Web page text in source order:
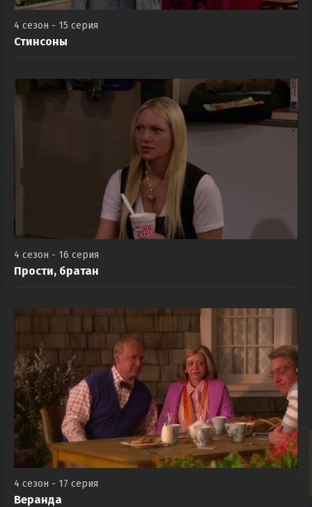
4 сезон - 15 серия
Стинсоны
4 сезон - 16 серия
Прости, братан
4 сезон - 17 серия
Веранда